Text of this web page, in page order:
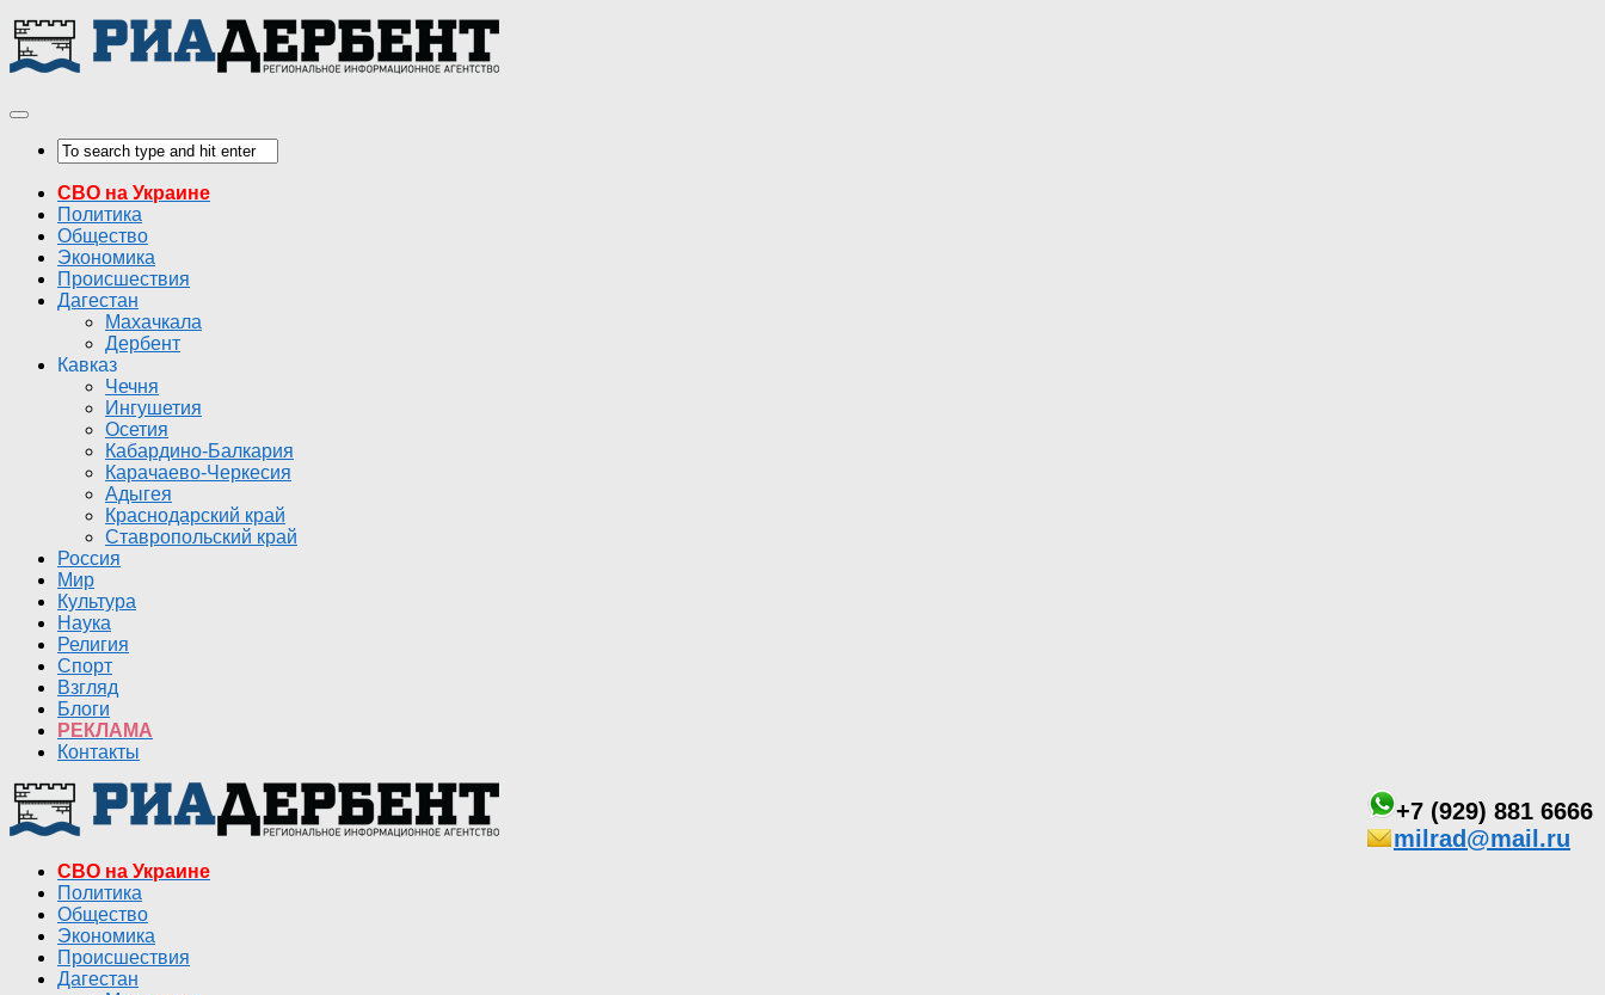
СВО на Украине
Политика
Общество
Экономика
Происшествия
Дагестан
Махачкала
Дербент
Кавказ
Чечня
Ингушетия
Осетия
Кабардино-Балкария
Карачаево-Черкесия
Адыгея
Краснодарский край
Ставропольский край
Россия
Мир
Культура
Наука
Религия
Спорт
Взгляд
Блоги
РЕКЛАМА
Контакты
+7 (929) 881 6666
milrad@mail.ru
СВО на Украине
Политика
Общество
Экономика
Происшествия
Дагестан